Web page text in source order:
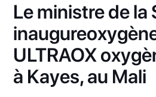
Le ministre de la
ULTRAOX
à Kayes, au Mali